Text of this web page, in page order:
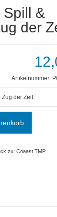
Spill &
der
Artikelnummer:
der Zeit
zu: Coaast TMP